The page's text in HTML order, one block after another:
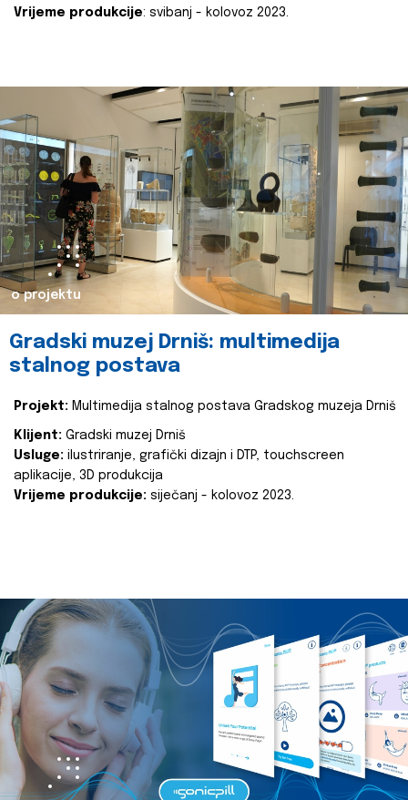
Vrijeme produkcije: svibanj - kolovoz 2023.
o projektu
Gradski muzej Drniš: multimedija
stalnog postava
Projekt: Multimedija stalnog postava Gradskog muzeja Drniš
Klijent: Gradski muzej Drniš
Usluge: ilustriranje, grafički dizajn i DTP, touchscreen
aplikacije, 3D produkcija
Vrijeme produkcije: siječanj - kolovoz 2023.